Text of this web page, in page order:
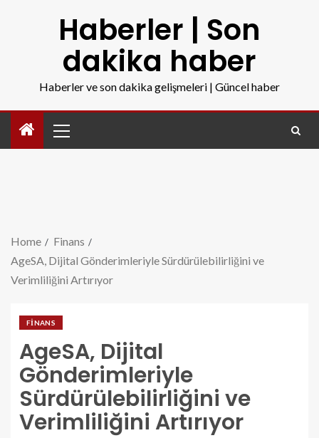
Haberler | Son
dakika haber
Haberler ve son dakika gelişmeleri | Güncel haber
Home
Finans
AgeSA, Dijital Gönderimleriyle Sürdürülebilirliğini ve
Verimliliğini Artırıyor
FINANS
AgeSA, Dijital
Gönderimleriyle
Sürdürülebilirliğini ve
Verimliliğini Artırıyor